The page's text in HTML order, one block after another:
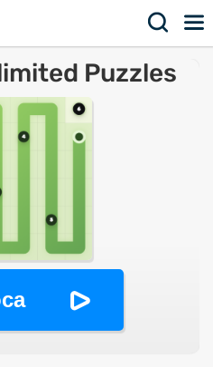
Puzzles